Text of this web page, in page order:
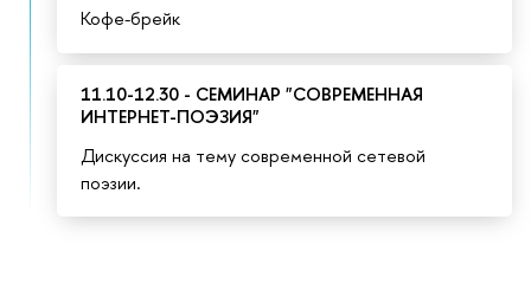
Кофе-брейк
11.10-12.30 - СЕМИНАР "СОВРЕМЕННАЯ
ИНТЕРНЕТ-ПОЭЗИЯ"
Дискуссия на тему современной сетевой
поэзии.